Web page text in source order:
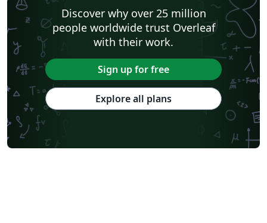
Discover why over 25 million
people worldwide trust Overleaf
with their work.
Sign up for free
Explore all plans